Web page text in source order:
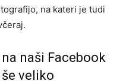
na kateri je tudi
naši Facebook
veliko